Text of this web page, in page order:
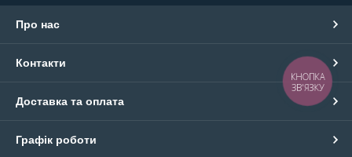
Про нас
Контакти
Доставка та оплата
Графік роботи
КНОПКА
ЗВ'ЯЗКУ